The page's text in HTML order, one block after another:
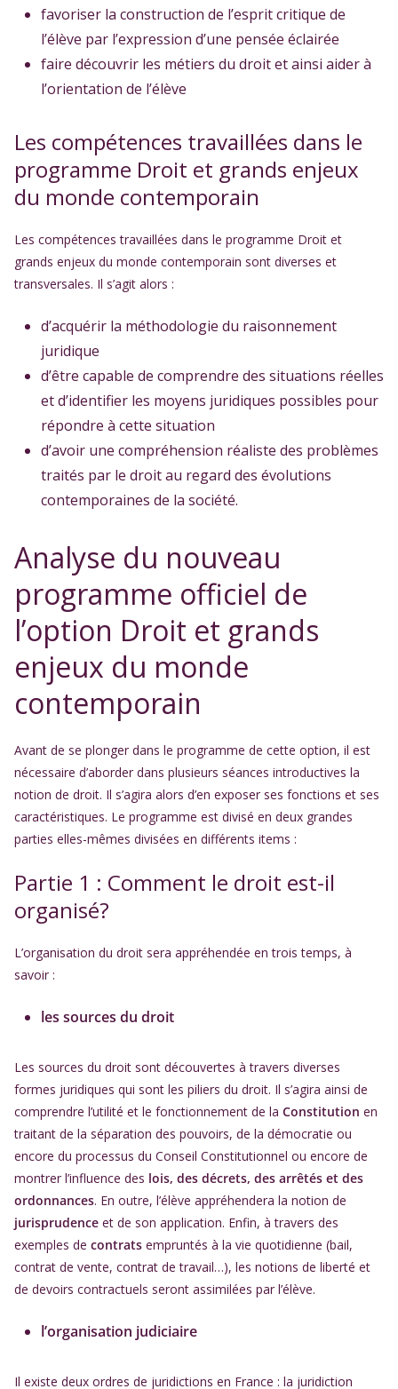
favoriser la construction de l’esprit critique de
l’élève par l’expression d’une pensée éclairée
faire découvrir les métiers du droit et ainsi aider à
l’orientation de l’élève
Les compétences travaillées dans le
programme Droit et grands enjeux
du monde contemporain
Les compétences travaillées dans le programme Droit et
grands enjeux du monde contemporain sont diverses et
transversales. Il s’agit alors :
d’acquérir la méthodologie du raisonnement
juridique
d’être capable de comprendre des situations réelles
et d’identifier les moyens juridiques possibles pour
répondre à cette situation
d’avoir une compréhension réaliste des problèmes
traités par le droit au regard des évolutions
contemporaines de la société.
Analyse du nouveau
programme officiel de
l’option Droit et grands
enjeux du monde
contemporain
Avant de se plonger dans le programme de cette option, il est
nécessaire d’aborder dans plusieurs séances introductives la
notion de droit. Il s’agira alors d’en exposer ses fonctions et ses
caractéristiques. Le programme est divisé en deux grandes
parties elles-mêmes divisées en différents items :
Partie 1 : Comment le droit est-il
organisé?
L’organisation du droit sera appréhendée en trois temps, à
savoir :
les sources du droit
Les sources du droit sont découvertes à travers diverses
formes juridiques qui sont les piliers du droit. Il s’agira ainsi de
comprendre l’utilité et le fonctionnement de la Constitution en
traitant de la séparation des pouvoirs, de la démocratie ou
encore du processus du Conseil Constitutionnel ou encore de
montrer l’influence des lois, des décrets, des arrêtés et des
ordonnances. En outre, l’élève appréhendera la notion de
jurisprudence et de son application. Enfin, à travers des
exemples de contrats empruntés à la vie quotidienne (bail,
contrat de vente, contrat de travail…), les notions de liberté et
de devoirs contractuels seront assimilées par l’élève.
l’organisation judiciaire
Il existe deux ordres de juridictions en France : la juridiction